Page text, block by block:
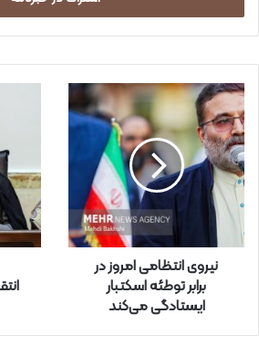
ا
ی
ل
خ
و
د
ر
ا
و
ا
ر
نیروی انتظامی امروز در
برابر توطئه اسکتبار
ایستادگی می‌کند